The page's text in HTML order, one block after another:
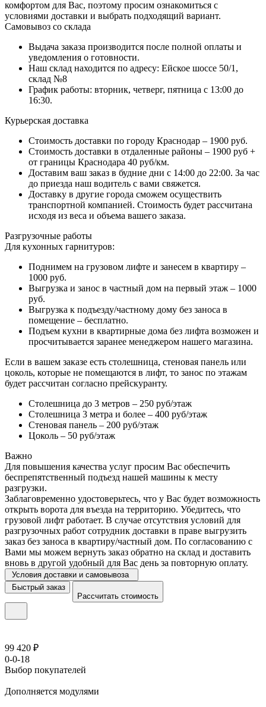
комфортом для Вас, поэтому просим ознакомиться с
условиями доставки и выбрать подходящий вариант.
Самовывоз со склада
Выдача заказа производится после полной оплаты и
уведомления о готовности.
Наш склад находится по адресу: Ейское шоссе 50/1,
склад №8
График работы: вторник, четверг, пятница с 13:00 до
16:30.
Курьерская доставка
Стоимость доставки по городу Краснодар – 1900 руб.
Стоимость доставки в отдаленные районы – 1900 руб +
от границы Краснодара 40 руб/км.
Доставим ваш заказ в будние дни с 14:00 до 22:00. За час
до приезда наш водитель с вами свяжется.
Доставку в другие города сможем осуществить
транспортной компанией. Стоимость будет рассчитана
исходя из веса и объема вашего заказа.
Разгрузочные работы
Для кухонных гарнитуров:
Поднимем на грузовом лифте и занесем в квартиру –
1000 руб.
Выгрузка и занос в частный дом на первый этаж – 1000
руб.
Выгрузка к подъезду/частному дому без заноса в
помещение – бесплатно.
Подъем кухни в квартирные дома без лифта возможен и
просчитывается заранее менеджером нашего магазина.
Если в вашем заказе есть столешница, стеновая панель или
цоколь, которые не помещаются в лифт, то занос по этажам
будет рассчитан согласно прейскуранту.
Столешница до 3 метров – 250 руб/этаж
Столешница 3 метра и более – 400 руб/этаж
Стеновая панель – 200 руб/этаж
Цоколь – 50 руб/этаж
Важно
Для повышения качества услуг просим Вас обеспечить
беспрепятственный подъезд нашей машины к месту
разгрузки.
Заблаговременно удостоверьтесь, что у Вас будет возможность
открыть ворота для въезда на территорию. Убедитесь, что
грузовой лифт работает. В случае отсутствия условий для
разгрузочных работ сотрудник доставки в праве выгрузить
заказ без заноса в квартиру/частный дом. По согласованию с
Вами мы можем вернуть заказ обратно на склад и доставить
вновь в другой удобный для Вас день за повторную оплату.
Условия доставки и самовывоза
Быстрый заказ
Рассчитать стоимость
99 420 ₽
0-0-18
Выбор покупателей
Дополняется модулями